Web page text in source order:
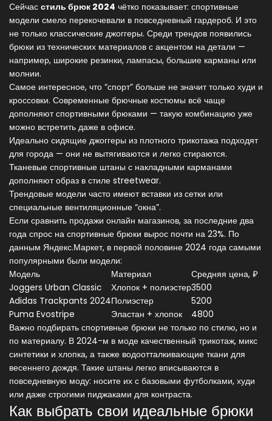
Сейчас стиль брюк 2024 чётко показывает: спортивные
модели смело перекочевали в повседневный гардероб. И это
не только классические джоггеры. Среди трендов появились
брюки из технических материалов с акцентом на детали —
например, широкие резинки, лампасы, большие карманы или
молнии.
Самое интересное, что “спорт” больше не значит только худи и
кроссовки. Современные брючные костюмы всё чаще
дополняют спортивными брюками — такую комбинацию уже
можно встретить даже в офисе.
Идеально сидящие джоггеры из плотного трикотажа подходят
для города — они не вытягиваются и легко стираются.
Тканевые спортивные штаны с накладными карманами
дополняют образ в стиле streetwear.
Трендовые модели часто имеют вставки из сетки или
специальные вентиляционные “окна”.
Если сравнить продажи онлайн магазинов, за последние два
года спрос на спортивные брюки вырос почти на 23%. По
данным Яндекс.Маркет, в первой половине 2024 года самыми
популярными были модели:
Модель
Материал
Средняя цена, ₽
Joggers Urban Classic
Хлопок + полиэстер3500
Adidas Trackpants 2024Полиэстер
5200
Puma Evostripe
Эластан + хлопок
4800
Важно подбирать спортивные брюки не только по стилю, но и
по материалу. В 2024-м в моде качественный трикотаж, микс
синтетики и хлопка, а также водоотталкивающие ткани для
весеннего дождя. Такие штаны легко вписываются в
повседневную моду: носите их с базовыми футболками, худи
или даже строгими пиджаками для контраста.
Как выбрать свои идеальные брюки